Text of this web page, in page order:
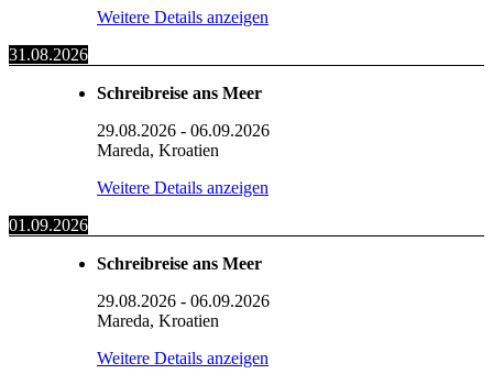
Weitere Details anzeigen
31.08.2026
Schreibreise ans Meer
29.08.2026 - 06.09.2026
Mareda, Kroatien
Weitere Details anzeigen
01.09.2026
Schreibreise ans Meer
29.08.2026 - 06.09.2026
Mareda, Kroatien
Weitere Details anzeigen